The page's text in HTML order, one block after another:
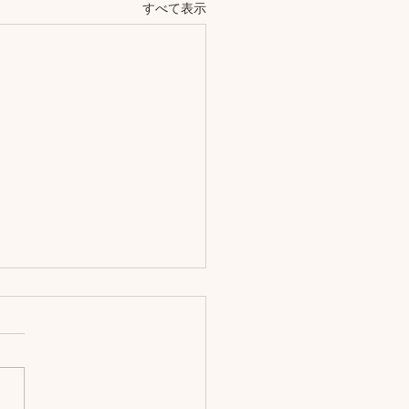
すべて表示
休業のお知らせ
格別のご高配を賜り、誠に